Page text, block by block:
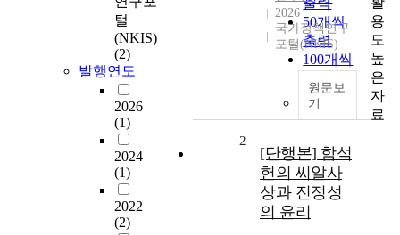
털
(NKIS)
(2)
발행연도
2026
(1)
2024
(1)
2022
(2)
출력
50개씩
출력
100개씩
출력
2026
국가정책연구
포털(NKIS)
원문보
기
2
[단행본] 함석
헌의 씨알사
상과 진정성
의 윤리
용
도
높
은
자
료